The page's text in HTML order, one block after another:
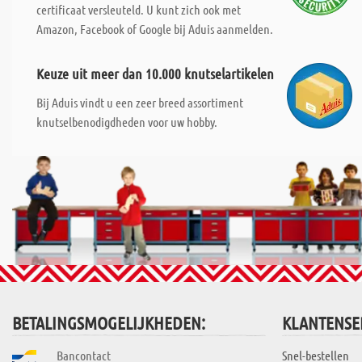
certificaat versleuteld. U kunt zich ook met
Amazon, Facebook of Google bij Aduis aanmelden.
Keuze uit meer dan 10.000 knutselartikelen
Bij Aduis vindt u een zeer breed assortiment
knutselbenodigdheden voor uw hobby.
BETALINGSMOGELIJKHEDEN:
Bancontact Snel-bestellen